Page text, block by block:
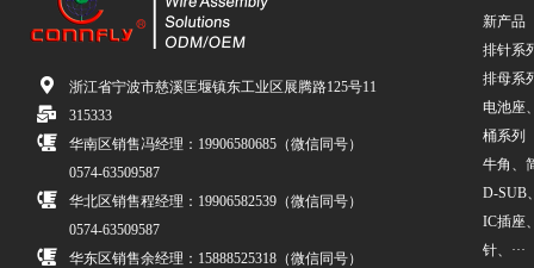
浙江省宁波市慈溪匡堰镇东工业区展腾路125号11
315333
华南区销售冯经理：19906580685（微信同号）
0574-63509587
华北区销售程经理：19906582539（微信同号）
0574-63509587
华东区销售余经理：15888525318（微信同号）
新产品
排针系
排母系
电池座
桶系列
牛角、
D-SUB
IC插座
针、···